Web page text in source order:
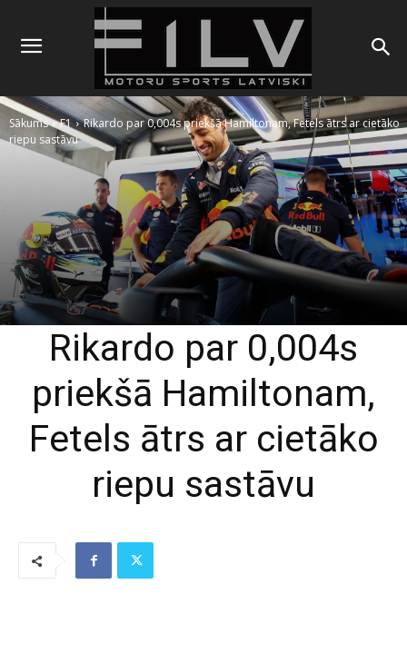
Sākums F1
Rikardo par 0,004s priekšā Hamiltonam, Fetels ātrs ar cietāko
riepu sastāvu
Rikardo par 0,004s
priekšā Hamiltonam,
Fetels ātrs ar cietāko
riepu sastāvu